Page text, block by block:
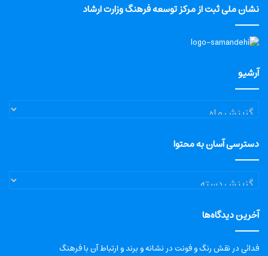
نشان ملی ثبت از مرکز توسعه فرهنگ وزارت ارشاد
آرشیو
آرشیو
دسترسی آسان به محتوا
دسترسی
آسان
محتوا
آخرین دیدگاه‌ها
فدائیدرنقش رنگ و فونت در نشانه و برند و ارتباط آن با فرهنگ